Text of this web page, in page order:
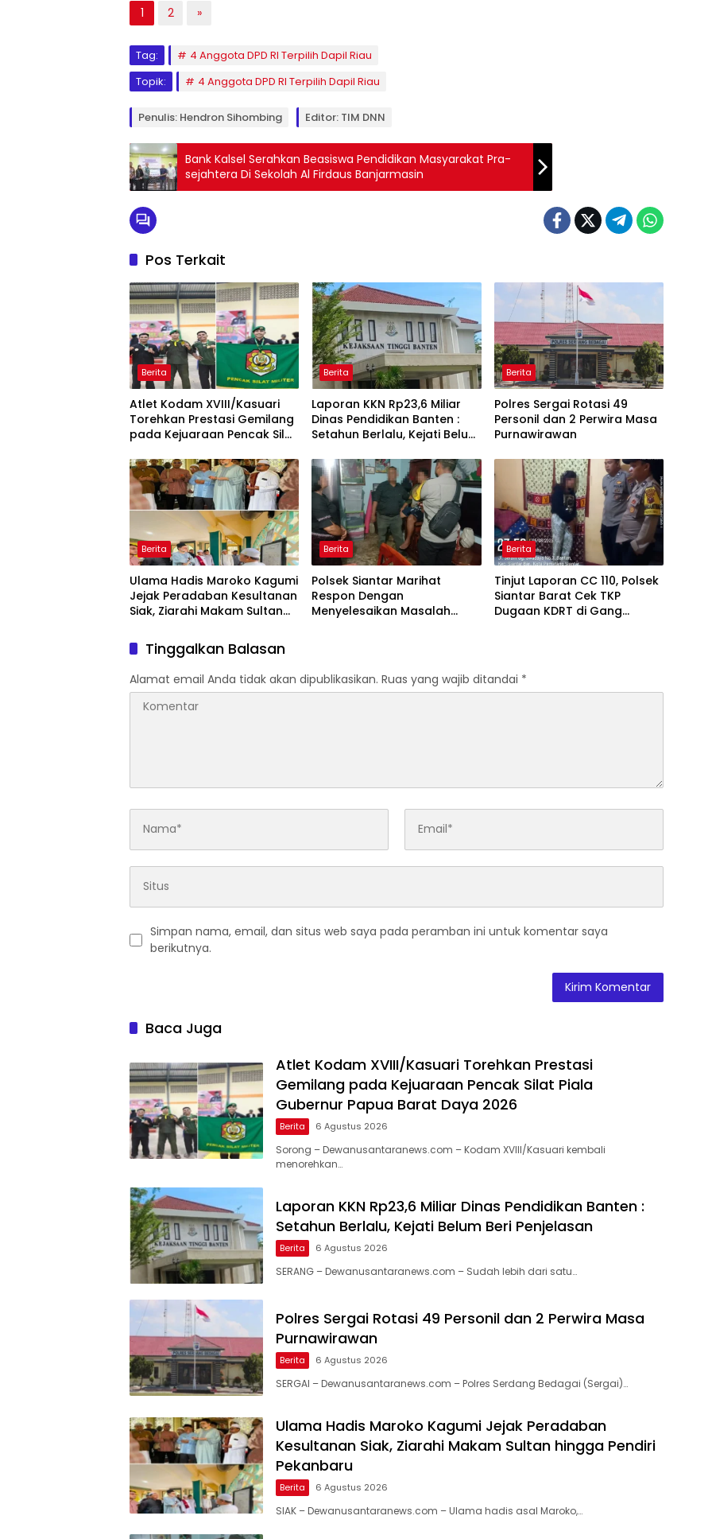
1 2 »
Tag:
4 Anggota DPD RI Terpilih Dapil Riau
Topik:
4 Anggota DPD RI Terpilih Dapil Riau
Penulis: Hendron Sihombing Editor: TIM DNN
Bank Kalsel Serahkan Beasiswa Pendidikan Masyarakat Pra-
sejahtera Di Sekolah Al Firdaus Banjarmasin
Pos Terkait
Berita
Atlet Kodam XVIII/Kasuari
Torehkan Prestasi Gemilang
pada Kejuaraan Pencak Silat
Daya 2026
Berita
Laporan KKN Rp23,6 Miliar
Dinas Pendidikan Banten :
Setahun Berlalu, Kejati Belum
Berita
Polres Sergai Rotasi 49
Personil dan 2 Perwira Masa
Purnawirawan
Berita
Ulama Hadis Maroko Kagumi
Jejak Peradaban Kesultanan
Siak, Ziarahi Makam Sultan
Berita
Polsek Siantar Marihat
Respon Dengan
Menyelesaikan Masalah
Berita
Tinjut Laporan CC 110, Polsek
Siantar Barat Cek TKP
Dugaan KDRT di Gang
Tinggalkan Balasan
Alamat email Anda tidak akan dipublikasikan. Ruas yang wajib ditandai *
Simpan nama, email, dan situs web saya pada peramban ini untuk komentar saya
berikutnya.
Baca Juga
Atlet Kodam XVIII/Kasuari Torehkan Prestasi
Gemilang pada Kejuaraan Pencak Silat Piala
Gubernur Papua Barat Daya 2026
Berita 6 Agustus 2026
Sorong – Dewanusantaranews.com – Kodam XVIII/Kasuari kembali
menorehkan…
Laporan KKN Rp23,6 Miliar Dinas Pendidikan Banten :
Setahun Berlalu, Kejati Belum Beri Penjelasan
Berita 6 Agustus 2026
SERANG – Dewanusantaranews.com – Sudah lebih dari satu…
Polres Sergai Rotasi 49 Personil dan 2 Perwira Masa
Purnawirawan
Berita 6 Agustus 2026
SERGAI – Dewanusantaranews.com – Polres Serdang Bedagai (Sergai)…
Ulama Hadis Maroko Kagumi Jejak Peradaban
Kesultanan Siak, Ziarahi Makam Sultan hingga Pendiri
Pekanbaru
Berita 6 Agustus 2026
SIAK – Dewanusantaranews.com – Ulama hadis asal Maroko,…